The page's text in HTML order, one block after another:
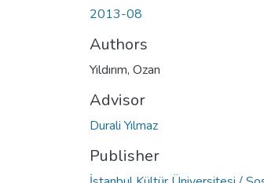
2013-08
Authors
Yıldırım, Ozan
Advisor
Durali Yılmaz
Publisher